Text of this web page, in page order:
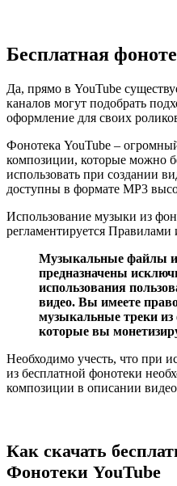
Бесплатная
Да, прямо в YouTube
каналов могут подобрать
оформление для своих
Фонотека YouTube –
композиции, которые можно
использовать при создании
доступны в формате MP3
Использование музыки из
регламентируется Правилами
Музыкальные файлы
предназначены
использования
видео. Вы имеете
музыкальные треки из
которые вы
Необходимо учесть, что при
из бесплатной фонотеки
композиции в описании
Как скачать
Фонотеки YouTube